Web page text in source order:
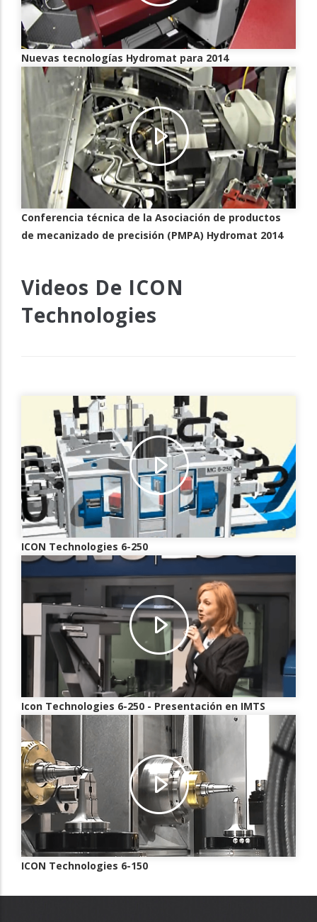
Nuevas tecnologías Hydromat para 2014
Conferencia técnica de la Asociación de productos
de mecanizado de precisión (PMPA) Hydromat 2014
Videos De ICON
Technologies
ICON Technologies 6-250
Icon Technologies 6-250 - Presentación en IMTS
ICON Technologies 6-150